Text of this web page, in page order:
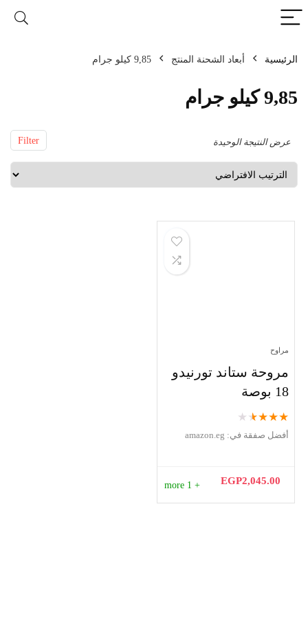
الرئيسية أبعاد الشحنة المنتج 9,85 كيلو جرام
9,85 كيلو جرام
Filter عرض النتيجة الوحيدة
مراوح
مروحة ستاند تورنيدو
18 بوصة
★
★
★
★
★
أفضل صفقة في: amazon.eg
EGP2,045.00
+ 1 more